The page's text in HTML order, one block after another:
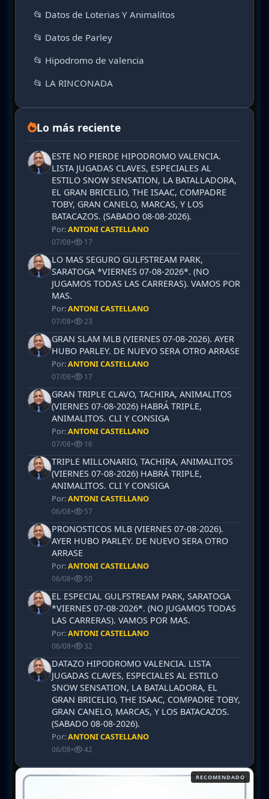
📂 Datos de Loterias Y Animalitos
📂 Datos de Parley
📂 Hipodromo de valencia
📂 LA RINCONADA
Lo más reciente
ESTE NO PIERDE HIPODROMO VALENCIA.
LISTA JUGADAS CLAVES, ESPECIALES AL
ESTILO SNOW SENSATION, LA BATALLADORA,
EL GRAN BRICELIO, THE ISAAC, COMPADRE
TOBY, GRAN CANELO, MARCAS, Y LOS
BATACAZOS. (SABADO 08-08-2026).
Por:ANTONI CASTELLANO
07/08• 17
LO MAS SEGURO GULFSTREAM PARK,
SARATOGA *VIERNES 07-08-2026*. (NO
JUGAMOS TODAS LAS CARRERAS). VAMOS POR
MAS.
Por:ANTONI CASTELLANO
07/08• 23
GRAN SLAM MLB (VIERNES 07-08-2026). AYER
HUBO PARLEY. DE NUEVO SERA OTRO ARRASE
Por:ANTONI CASTELLANO
07/08• 17
GRAN TRIPLE CLAVO, TACHIRA, ANIMALITOS
(VIERNES 07-08-2026) HABRÁ TRIPLE,
ANIMALITOS. CLI Y CONSIGA
Por:ANTONI CASTELLANO
07/08• 16
TRIPLE MILLONARIO, TACHIRA, ANIMALITOS
(VIERNES 07-08-2026) HABRÁ TRIPLE,
ANIMALITOS. CLI Y CONSIGA
Por:ANTONI CASTELLANO
06/08• 57
PRONOSTICOS MLB (VIERNES 07-08-2026).
AYER HUBO PARLEY. DE NUEVO SERA OTRO
ARRASE
Por:ANTONI CASTELLANO
06/08• 50
EL ESPECIAL GULFSTREAM PARK, SARATOGA
*VIERNES 07-08-2026*. (NO JUGAMOS TODAS
LAS CARRERAS). VAMOS POR MAS.
Por:ANTONI CASTELLANO
06/08• 32
DATAZO HIPODROMO VALENCIA. LISTA
JUGADAS CLAVES, ESPECIALES AL ESTILO
SNOW SENSATION, LA BATALLADORA, EL
GRAN BRICELIO, THE ISAAC, COMPADRE TOBY,
GRAN CANELO, MARCAS, Y LOS BATACAZOS.
(SABADO 08-08-2026).
Por:ANTONI CASTELLANO
06/08• 42
RECOMENDADO